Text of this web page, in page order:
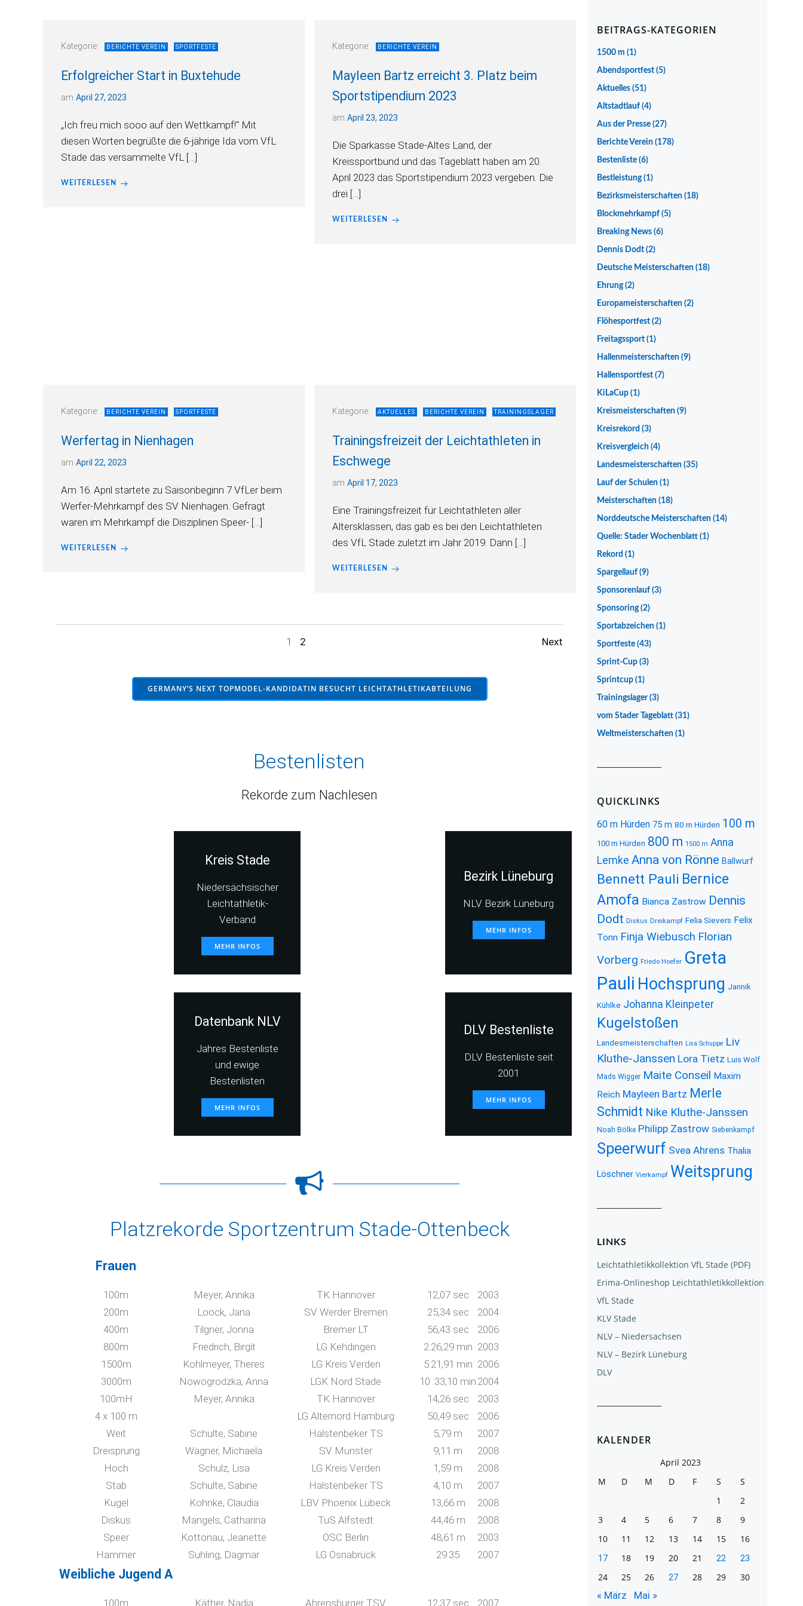
Kategorie: BERICHTE VEREIN SPORTFESTE
Erfolgreicher Start in Buxtehude
am April 27, 2023
„Ich freu mich sooo auf den Wettkampf!“ Mit
diesen Worten begrüßte die 6-jährige Ida vom VfL
Stade das versammelte VfL […]
WEITERLESEN
Kategorie: BERICHTE VEREIN
Mayleen Bartz erreicht 3. Platz beim
Sportstipendium 2023
am April 23, 2023
Die Sparkasse Stade-Altes Land, der
Kreissportbund und das Tageblatt haben am 20.
April 2023 das Sportstipendium 2023 vergeben. Die
drei […]
WEITERLESEN
Kategorie: BERICHTE VEREIN SPORTFESTE
Werfertag in Nienhagen
am April 22, 2023
Am 16. April startete zu Saisonbeginn 7 VfLer beim
Werfer-Mehrkampf des SV Nienhagen. Gefragt
waren im Mehrkampf die Disziplinen Speer- […]
WEITERLESEN
Kategorie: AKTUELLES BERICHTE VEREIN TRAININGSLAGER
Trainingsfreizeit der Leichtathleten in
Eschwege
am April 17, 2023
Eine Trainingsfreizeit für Leichtathleten aller
Altersklassen, das gab es bei den Leichtathleten
des VfL Stade zuletzt im Jahr 2019. Dann […]
WEITERLESEN
navigation
Page
1 Page
2
Posts
navigation
Next
GERMANY’S NEXT TOPMODEL-KANDIDATIN BESUCHT LEICHTATHLETIKABTEILUNG
Bestenlisten
Rekorde zum Nachlesen
Kreis Stade
Niedersächsischer
Leichtathletik-
Verband
MEHR INFOS
Bezirk Lüneburg
NLV Bezirk Lüneburg
MEHR INFOS
Datenbank NLV
Jahres Bestenliste
und ewige
Bestenlisten
MEHR INFOS
DLV Bestenliste
DLV Bestenliste seit
2001
MEHR INFOS
Platzrekorde Sportzentrum Stade-Ottenbeck
Frauen
100m Meyer, Annika TK Hannover 12,07 sec
2003
200m
Loock, Jana SV Werder Bremen 25,34 sec
2004
400m
Tilgner, Jonna Bremer LT 56,43 sec
2006
800m
Friedrich, Birgit LG Kehdingen 2:26,29 min 2003
1500m
Kohlmeyer, Theres LG Kreis Verden 5:21,91 min 2006
3000m
Nowogrodzka, Anna LGK Nord Stade 10 :33,10 min 2004
100mH
Meyer, Annika TK Hannover 14,26 sec
2003
4 x 100 m
LG Alternord Hamburg 50,49 sec
2006
Weit
Schulte, Sabine Halstenbeker TS 5,79 m
2007
Dreisprung
Wagner, Michaela SV Munster 9,11 m
2008
Hoch
Schulz, Lisa LG Kreis Verden 1,59 m
2008
Stab
Schulte, Sabine Halstenbeker TS 4,10 m
2007
Kugel
Kohnke, Claudia LBV Phoenix Lübeck 13,66 m
2008
Diskus
Mangels, Catharina TuS Alfstedt 44,46 m
2008
Speer
Kottonau, Jeanette OSC Berlin 48,61 m
2003
Hammer
Suhling, Dagmar LG Osnabrück 29.35 2007
Weibliche Jugend A
100m Käther, Nadja Ahrensburger TSV 12,37 sec 2007
BEITRAGS-KATEGORIEN
1500 m (1)
Abendsportfest (5)
Aktuelles (51)
Altstadtlauf (4)
Aus der Presse (27)
Berichte Verein (178)
Bestenliste (6)
Bestleistung(1)
Bezirksmeisterschaften (18)
Blockmehrkampf (5)
Breaking News (6)
Dennis Dodt (2)
Deutsche Meisterschaften (18)
Ehrung(2)
Europameisterschaften (2)
Flöhesportfest (2)
Freitagssport (1)
Hallenmeisterschaften (9)
Hallensportfest (7)
KiLaCup (1)
Kreismeisterschaften (9)
Kreisrekord (3)
Kreisvergleich (4)
Landesmeisterschaften (35)
Lauf der Schulen (1)
Meisterschaften (18)
Norddeutsche Meisterschaften (14)
Quelle: Stader Wochenblatt (1)
Rekord (1)
Spargellauf (9)
Sponsorenlauf (3)
Sponsoring(2)
Sportabzeichen (1)
Sportfeste (43)
Sprint-Cup (3)
Sprintcup (1)
Trainingslager(3)
vom Stader Tageblatt (31)
Weltmeisterschaften (1)
QUICKLINKS
60 m Hürden 75 m 80 m Hürden 100 m
100 m Hürden 800 m 1500 m Anna
Lemke Anna von Rönne Ballwurf
Bennett Pauli Bernice
Amofa Bianca Zastrow Dennis
Dodt Diskus Dreikampf Felia Sievers Felix
Tonn Finja Wiebusch Florian
Vorberg Friedo Hoefer Greta
Pauli Hochsprung Jannik
Kühlke Johanna Kleinpeter
Kugelstoßen
Landesmeisterschaften Lisa Schuppe Liv
Kluthe-Janssen Lora Tietz Luis Wolf
Mads Wigger Maite Conseil Maxim
Reich Mayleen Bartz Merle
Schmidt Nike Kluthe-Janssen
Noah Bölke Philipp Zastrow Siebenkampf
Speerwurf Svea Ahrens Thalia
Löschner Vierkampf Weitsprung
LINKS
Leichtathletikkollektion VfL Stade (PDF)
Erima-Onlineshop Leichtathletikkollektion
VfL Stade
KLV Stade
NLV – Niedersachsen
NLV – Bezirk Lüneburg
DLV
KALENDER
April 2023
M
D M D F S
S
1
2
3
4 5 6 7 8
9
10
11 12 13 14 15 16
17 18 19 20 21 22 23
24 25 26 27 28 29 30
« März Mai »